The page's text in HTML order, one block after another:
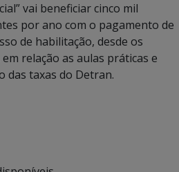
vai beneficiar cinco mil
por ano com o pagamento de
de habilitação, desde os
relação as aulas práticas e
das taxas do Detran.